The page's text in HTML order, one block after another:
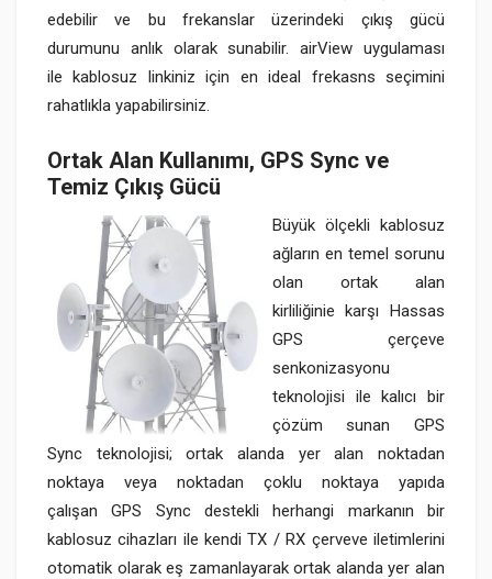
edebilir ve bu frekanslar üzerindeki çıkış gücü
durumunu anlık olarak sunabilir. airView uygulaması
ile kablosuz linkiniz için en ideal frekasns seçimini
rahatlıkla yapabilirsiniz.
Ortak Alan Kullanımı, GPS Sync ve
Temiz Çıkış Gücü
Büyük ölçekli kablosuz
ağların en temel sorunu
olan ortak alan
kirliliğinie karşı Hassas
GPS çerçeve
senkonizasyonu
teknolojisi ile kalıcı bir
çözüm sunan GPS
Sync teknolojisi; ortak alanda yer alan noktadan
noktaya veya noktadan çoklu noktaya yapıda
çalışan GPS Sync destekli herhangi markanın bir
kablosuz cihazları ile kendi TX / RX çerveve iletimlerini
otomatik olarak eş zamanlayarak ortak alanda yer alan